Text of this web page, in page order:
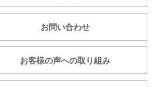
お問い合わせ
お客様の声への取り組み